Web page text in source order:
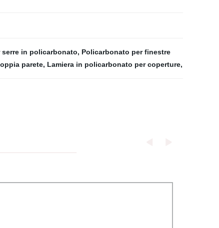
serre in policarbonato, Policarbonato per finestre
parete, Lamiera in policarbonato per coperture,